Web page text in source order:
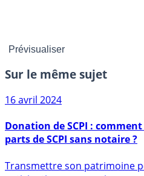
Sur le même sujet
Donation de SCPI :